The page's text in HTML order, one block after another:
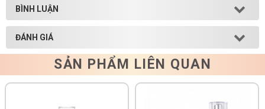
BÌNH LUẬN
ĐÁNH GIÁ
SẢN PHẨM LIÊN QUAN